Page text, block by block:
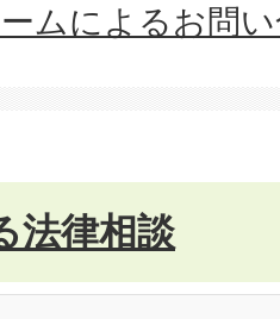
ムによるお問
法律相談